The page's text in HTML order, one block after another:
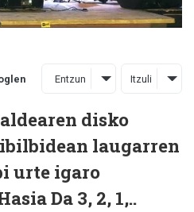
Entzun Itzuli
disko
laugarren
urte igaro
Da 3, 2, 1,..